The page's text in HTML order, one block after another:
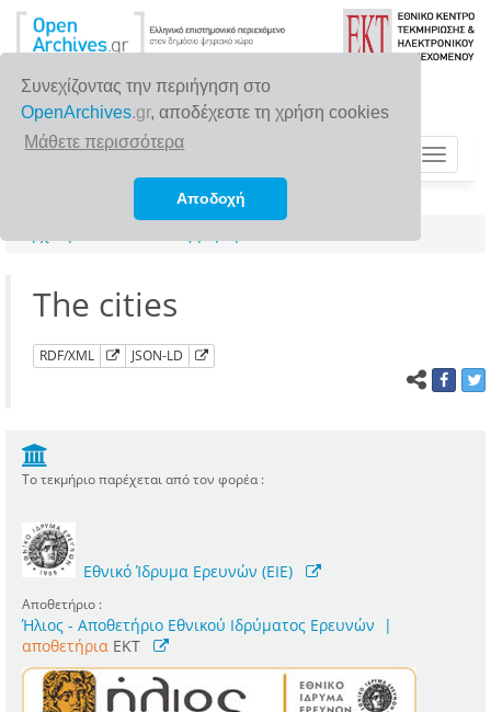
Συνεχίζοντας την περιήγηση στο
OpenArchives.gr, αποδέχεστε τη χρήση cookies
Μάθετε περισσότερα
Αποδοχή
Toggle
The cities
RDF/XML JSON-LD
Το τεκμήριο παρέχεται από τον φορέα :
Εθνικό Ίδρυμα Ερευνών (ΕΙΕ)
Αποθετήριο :
Ήλιος - Αποθετήριο Εθνικού Ιδρύματος Ερευνών
|
αποθετήρια EKT